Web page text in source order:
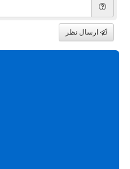
ارسال نظر